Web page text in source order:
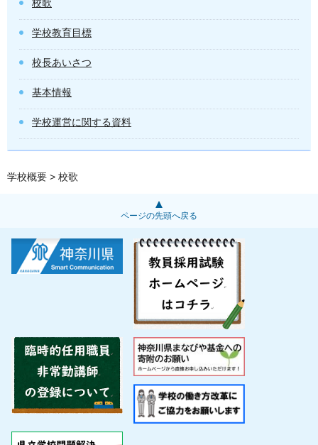
校歌
学校教育目標
校長あいさつ
基本情報
学校運営に関する資料
学校概要 > 校歌
ページの先頭へ戻る